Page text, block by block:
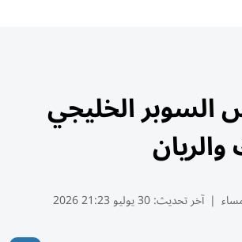
السوبر الخليجي
| آخر تحديث:30 يوليو 21:23 2026